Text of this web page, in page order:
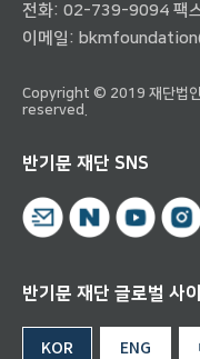
전화: 02-739-9094 팩
이메일:
Copyright © 2019 재단법인
reserved.
반기문 재단 SNS
반기문 재단 글로벌 사
KOR ENG